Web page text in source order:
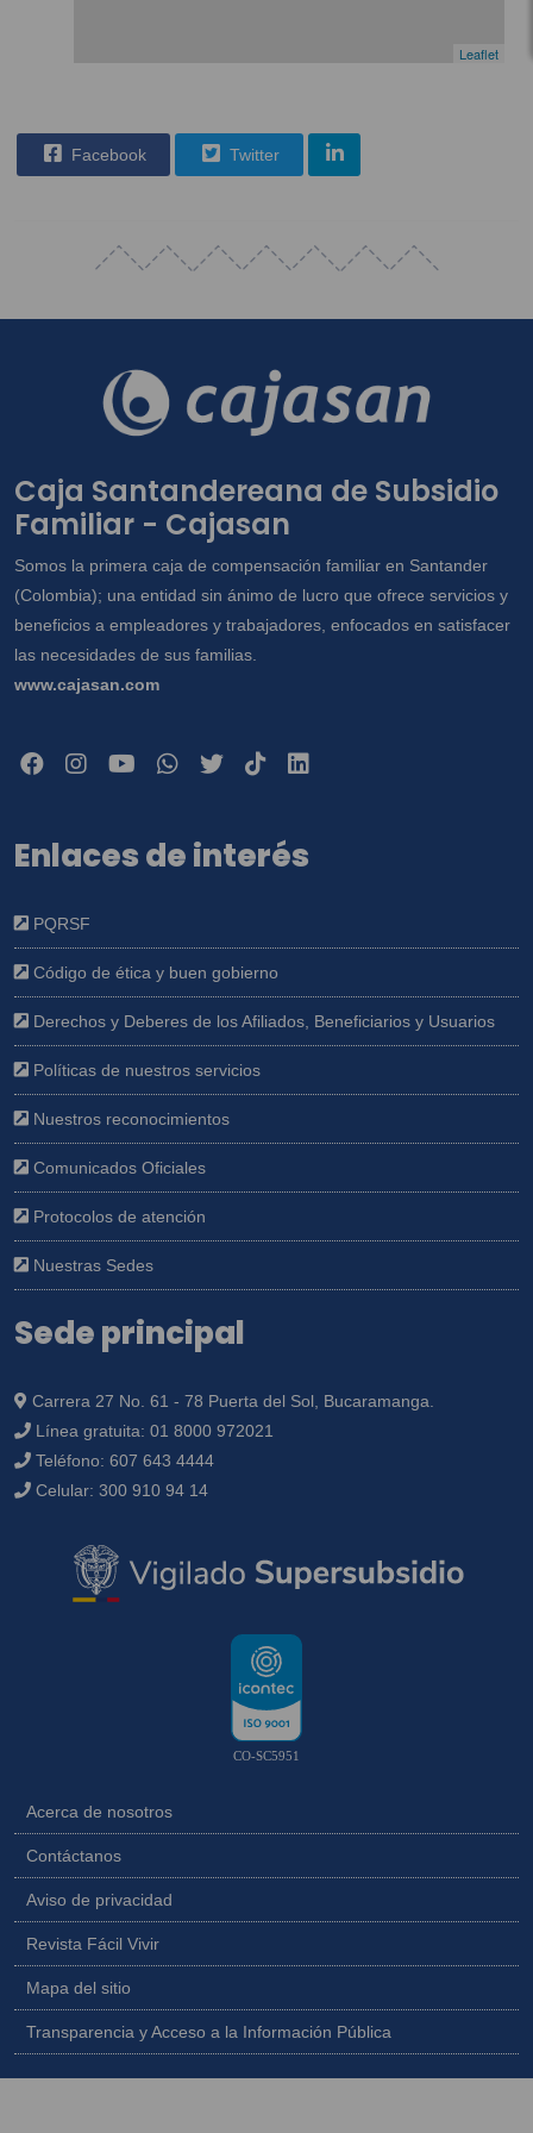
Leaflet
Facebook Twitter
Caja Santandereana de Subsidio
Familiar - Cajasan
Somos la primera caja de compensación familiar en Santander
(Colombia); una entidad sin ánimo de lucro que ofrece servicios y
beneficios a empleadores y trabajadores, enfocados en satisfacer
las necesidades de sus familias.
www.cajasan.com
Enlaces de interés
PQRSF
Código de ética y buen gobierno
Derechos y Deberes de los Afiliados, Beneficiarios y Usuarios
Políticas de nuestros servicios
Nuestros reconocimientos
Comunicados Oficiales
Protocolos de atención
Nuestras Sedes
Sede principal
Carrera 27 No. 61 - 78 Puerta del Sol, Bucaramanga.
Línea gratuita: 01 8000 972021
Teléfono: 607 643 4444
Celular: 300 910 94 14
CO-SC5951
Acerca de nosotros
Contáctanos
Aviso de privacidad
Revista Fácil Vivir
Mapa del sitio
Transparencia y Acceso a la Información Pública